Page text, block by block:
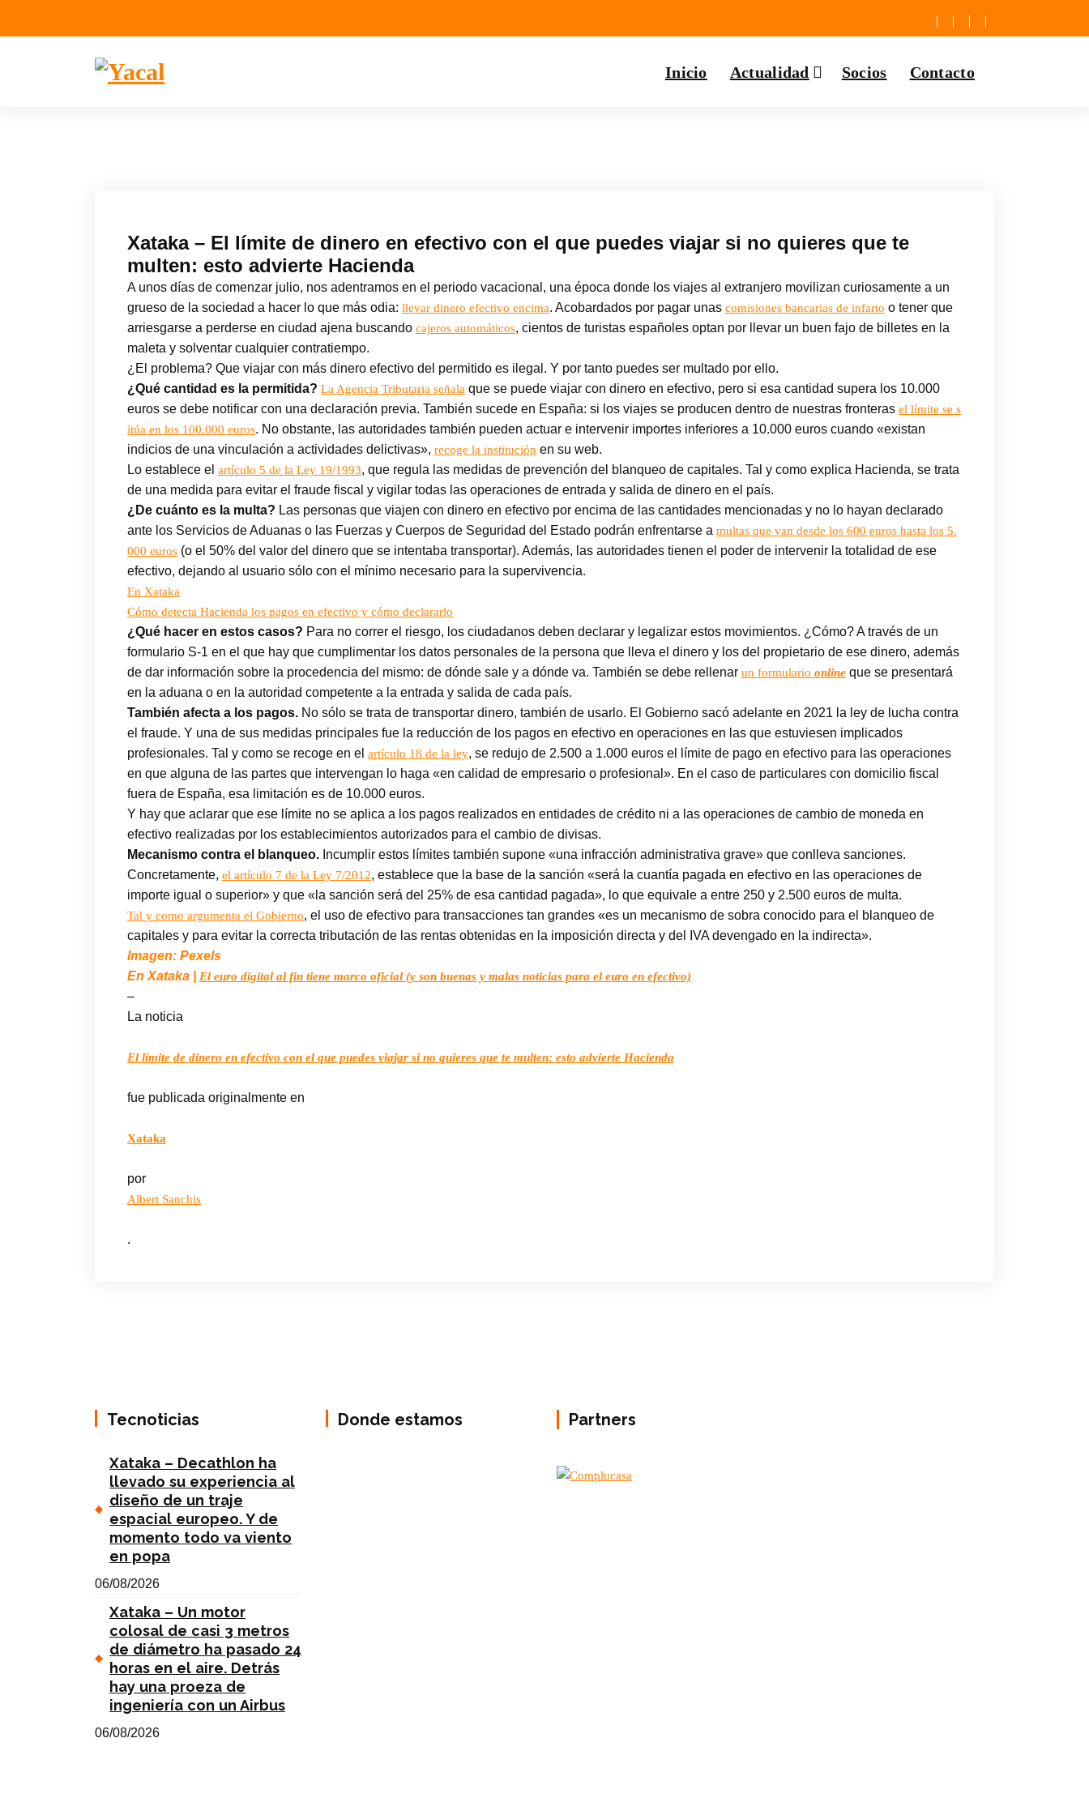
Inicio Actualidad Socios Contacto
Xataka – El límite de dinero en efectivo con el que puedes viajar si no quieres que te
multen: esto advierte Hacienda
A unos días de comenzar julio, nos adentramos en el periodo vacacional, una época donde los viajes al extranjero movilizan curiosamente a un
grueso de la sociedad a hacer lo que más odia: llevar dinero efectivo encima. Acobardados por pagar unas comisiones bancarias de infarto o tener que
arriesgarse a perderse en ciudad ajena buscando cajeros automáticos, cientos de turistas españoles optan por llevar un buen fajo de billetes en la
maleta y solventar cualquier contratiempo.
¿El problema? Que viajar con más dinero efectivo del permitido es ilegal. Y por tanto puedes ser multado por ello.
¿Qué cantidad es la permitida? La Agencia Tributaria señala que se puede viajar con dinero en efectivo, pero si esa cantidad supera los 10.000
euros se debe notificar con una declaración previa. También sucede en España: si los viajes se producen dentro de nuestras fronteras el límite se s
itúa en los 100.000 euros. No obstante, las autoridades también pueden actuar e intervenir importes inferiores a 10.000 euros cuando «existan
indicios de una vinculación a actividades delictivas», recoge la institución en su web.
Lo establece el artículo 5 de la Ley 19/1993, que regula las medidas de prevención del blanqueo de capitales. Tal y como explica Hacienda, se trata
de una medida para evitar el fraude fiscal y vigilar todas las operaciones de entrada y salida de dinero en el país.
¿De cuánto es la multa? Las personas que viajen con dinero en efectivo por encima de las cantidades mencionadas y no lo hayan declarado
ante los Servicios de Aduanas o las Fuerzas y Cuerpos de Seguridad del Estado podrán enfrentarse a multas que van desde los 600 euros hasta los 5.
000 euros (o el 50% del valor del dinero que se intentaba transportar). Además, las autoridades tienen el poder de intervenir la totalidad de ese
efectivo, dejando al usuario sólo con el mínimo necesario para la supervivencia.
En Xataka
Cómo detecta Hacienda los pagos en efectivo y cómo declararlo
¿Qué hacer en estos casos? Para no correr el riesgo, los ciudadanos deben declarar y legalizar estos movimientos. ¿Cómo? A través de un
formulario S-1 en el que hay que cumplimentar los datos personales de la persona que lleva el dinero y los del propietario de ese dinero, además
de dar información sobre la procedencia del mismo: de dónde sale y a dónde va. También se debe rellenar un formulario online que se presentará
en la aduana o en la autoridad competente a la entrada y salida de cada país.
También afecta a los pagos. No sólo se trata de transportar dinero, también de usarlo. El Gobierno sacó adelante en 2021 la ley de lucha contra
el fraude. Y una de sus medidas principales fue la reducción de los pagos en efectivo en operaciones en las que estuviesen implicados
profesionales. Tal y como se recoge en el artículo 18 de la ley, se redujo de 2.500 a 1.000 euros el límite de pago en efectivo para las operaciones
en que alguna de las partes que intervengan lo haga «en calidad de empresario o profesional». En el caso de particulares con domicilio fiscal
fuera de España, esa limitación es de 10.000 euros.
Y hay que aclarar que ese límite no se aplica a los pagos realizados en entidades de crédito ni a las operaciones de cambio de moneda en
efectivo realizadas por los establecimientos autorizados para el cambio de divisas.
Mecanismo contra el blanqueo. Incumplir estos límites también supone «una infracción administrativa grave» que conlleva sanciones.
Concretamente, el artículo 7 de la Ley 7/2012, establece que la base de la sanción «será la cuantía pagada en efectivo en las operaciones de
importe igual o superior» y que «la sanción será del 25% de esa cantidad pagada», lo que equivale a entre 250 y 2.500 euros de multa.
Tal y como argumenta el Gobierno, el uso de efectivo para transacciones tan grandes «es un mecanismo de sobra conocido para el blanqueo de
capitales y para evitar la correcta tributación de las rentas obtenidas en la imposición directa y del IVA devengado en la indirecta».
Imagen: Pexels
En Xataka | El euro digital al fin tiene marco oficial (y son buenas y malas noticias para el euro en efectivo)
–
La noticia
El límite de dinero en efectivo con el que puedes viajar si no quieres que te multen: esto advierte Hacienda
fue publicada originalmente en
Xataka
por
Albert Sanchis
.
Tecnoticias
Xataka – Decathlon ha
llevado su experiencia al
diseño de un traje
espacial europeo. Y de
momento todo va viento
en popa
06/08/2026
Xataka – Un motor
colosal de casi 3 metros
de diámetro ha pasado 24
horas en el aire. Detrás
hay una proeza de
ingeniería con un Airbus
06/08/2026
Donde estamos Partners